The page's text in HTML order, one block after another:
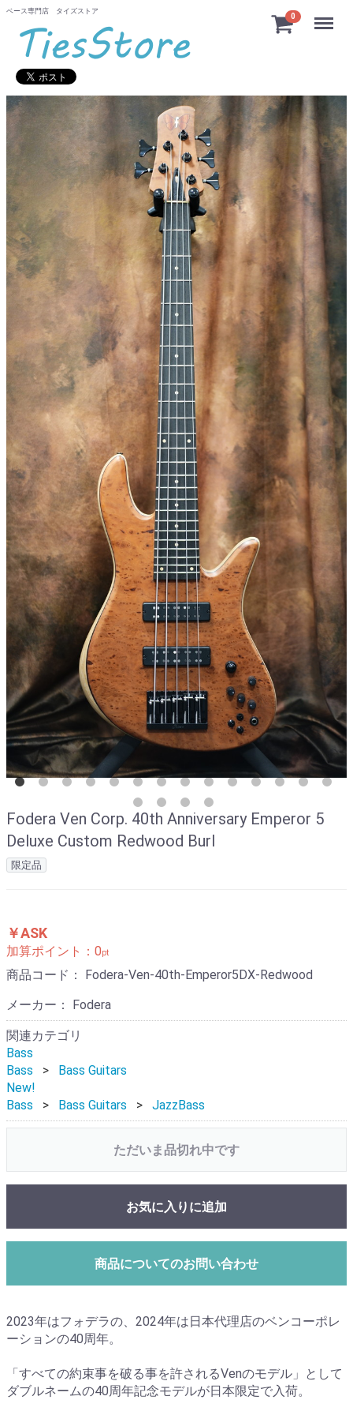
ベース専門店 タイズストア
0 Menu
Fodera Ven Corp. 40th Anniversary Emperor 5
Deluxe Custom Redwood Burl
限定品
￥ASK
加算ポイント： 0pt
商品コード： Fodera-Ven-40th-Emperor5DX-Redwood
メーカー： Fodera
関連カテゴリ
Bass
Bass
Bass Guitars
New!
Bass
Bass Guitars JazzBass
ただいま品切れ中です
お気に入りに追加
商品についてのお問い合わせ
2023年はフォデラの、2024年は日本代理店のベンコーポレ
ーションの40周年。
「すべての約束事を破る事を許されるVenのモデル」として
ダブルネームの40周年記念モデルが日本限定で入荷。